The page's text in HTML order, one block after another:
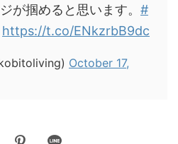
が掴めると思います。 #
https://t.co/ENkzrbB9dc
October 17,